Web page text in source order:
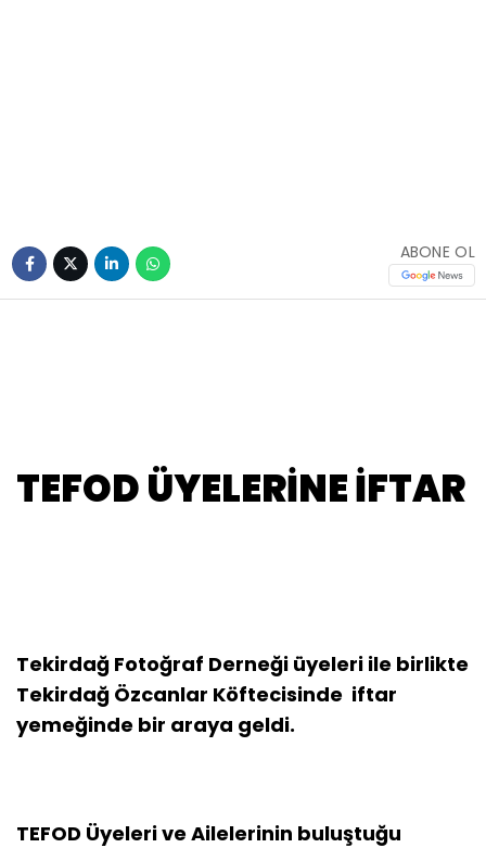
ABONE OL
TEFOD ÜYELERİNE İFTAR
Tekirdağ Fotoğraf Derneği üyeleri ile birlikte
Tekirdağ Özcanlar Köftecisinde iftar
yemeğinde bir araya geldi.
TEFOD Üyeleri ve Ailelerinin buluştuğu